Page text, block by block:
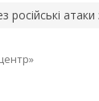
атаки